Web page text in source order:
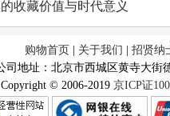
收藏价值与时代意义
购物首页 关于我们 招贤纳
司地址：北京市西城区黄寺大街
© 2006-2019 京ICP证